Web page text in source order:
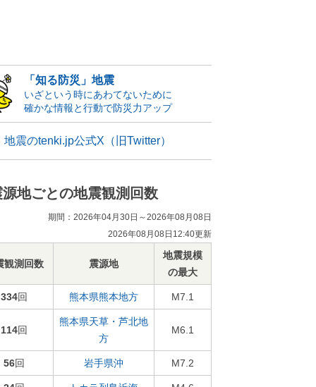
「知る防災」地震
いざという時にあわてないために
確かな情報と行動で防災力アップ
地震のtenki.jp公式X（旧Twitter）
源地ごとの地震観測回数
期間：2026年04月30日～2026年08月08日
2026年08月08日12:40更新
観測回数 震源地
地震規模
の最大
334回 熊本県熊本地方 M7.1
114回
熊本県天草・芦北地
方
M6.1
56回 岩手県沖 M7.2